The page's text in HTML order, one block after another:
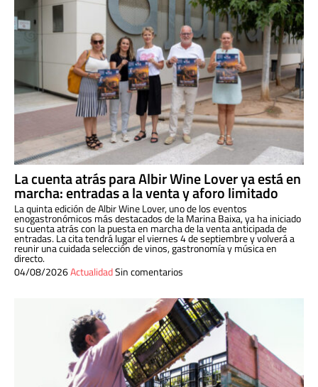
La cuenta atrás para Albir Wine Lover ya está en
marcha: entradas a la venta y aforo limitado
La quinta edición de Albir Wine Lover, uno de los eventos
enogastronómicos más destacados de la Marina Baixa, ya ha iniciado
su cuenta atrás con la puesta en marcha de la venta anticipada de
entradas. La cita tendrá lugar el viernes 4 de septiembre y volverá a
reunir una cuidada selección de vinos, gastronomía y música en
directo.
04/08/2026ActualidadSin comentarios